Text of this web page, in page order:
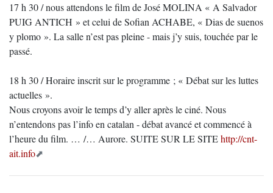
17 h 30 / nous attendons le film de José MOLINA « A Salvador
PUIG ANTICH » et celui de Sofian ACHABE, « Dias de suenos
y plomo ». La salle n’est pas pleine - mais j’y suis, touchée par le
passé.
18 h 30 / Horaire inscrit sur le programme ; « Débat sur les luttes
actuelles ».
Nous croyons avoir le temps d’y aller après le ciné. Nous
n’entendons pas l’info en catalan - débat avancé et commencé à
l’heure du film. … /… Aurore. SUITE SUR LE SITEhttp://cnt-
ait.info